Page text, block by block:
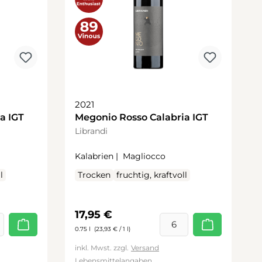
IGT
2021
Megonio Rosso Calabria IGT
Librandi
Kalabrien | Magliocco
Trocken fruchtig, kraftvoll
Regulärer Preis:
17,95 €
0.75 l (23,93 € / 1 l)
inkl. Mwst. zzgl. Versand